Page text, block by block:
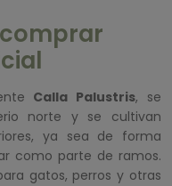
Calla Palustris, se
norte y se cultivan
ya sea de forma
como parte de ramos.
gatos, perros y otras